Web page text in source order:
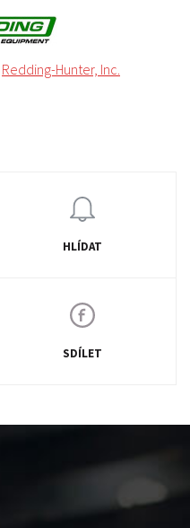
Redding-Hunter, Inc.
HLÍDAT
SDÍLET